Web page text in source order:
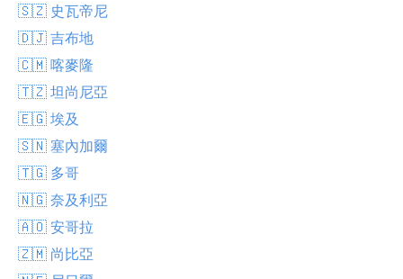
🇸🇿 史瓦帝尼
🇩🇯 吉布地
🇨🇲 喀麥隆
🇹🇿 坦尚尼亞
🇪🇬 埃及
🇸🇳 塞內加爾
🇹🇬 多哥
🇳🇬 奈及利亞
🇦🇴 安哥拉
🇿🇲 尚比亞